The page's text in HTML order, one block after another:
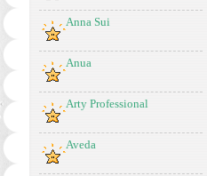
Anna Sui
Anua
Arty Professional
Aveda